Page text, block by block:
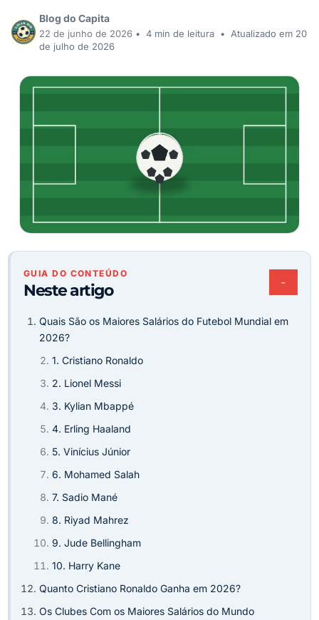
Blog do Capita
22 de junho de 2026 • 4 min de leitura •
Atualizado em 20
de julho de 2026
GUIA DO CONTEÚDO
Neste artigo −
Quais São os Maiores Salários do Futebol Mundial em
2026?
1. Cristiano Ronaldo
2. Lionel Messi
3. Kylian Mbappé
4. Erling Haaland
5. Vinícius Júnior
6. Mohamed Salah
7. Sadio Mané
8. Riyad Mahrez
9. Jude Bellingham
10. Harry Kane
Quanto Cristiano Ronaldo Ganha em 2026?
Os Clubes Com os Maiores Salários do Mundo